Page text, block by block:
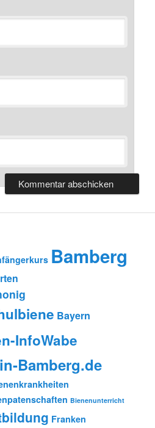
Bamberg
Bayern
InfoWabe
Bamberg.de
Bienenunterricht
Franken